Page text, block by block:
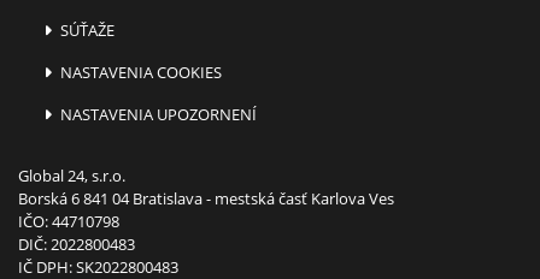
SÚŤAŽE
NASTAVENIA COOKIES
NASTAVENIA UPOZORNENÍ
Global 24, s.r.o.
Borská 6 841 04 Bratislava - mestská časť Karlova Ves
IČO: 44710798
DIČ: 2022800483
IČ DPH: SK2022800483